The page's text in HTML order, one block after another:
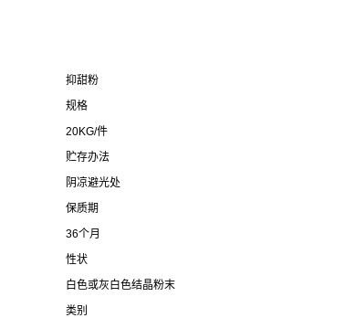
抑甜粉
规格
20KG/件
贮存办法
阴凉避光处
保质期
36个月
性状
白色或灰白色结晶粉末
类别